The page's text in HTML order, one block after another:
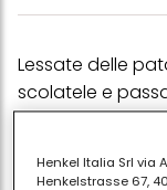
Lessate delle
scolatele e
tutto sulla
aggiungendo
Henkel Italia Srl via
Henkelstrasse 67,